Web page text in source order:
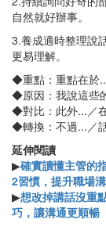
自然就好辦事。
3.養成適時整理說
更易理解。
◆重點：重點在於...
◆原因：我說這些
◆對比：此外...／
◆轉換：不過...／
延伸閱讀
▶確實讀懂主管的
2習慣，提升職場
▶想改掉講話沒重
巧，讓溝通更順暢